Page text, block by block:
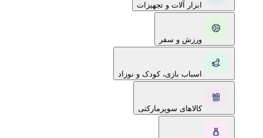
ابزار آلات و تجهیزات
ورزش و سفر
اسباب بازی، کودک و نوزاد
کالاهای سوپرمارکتی